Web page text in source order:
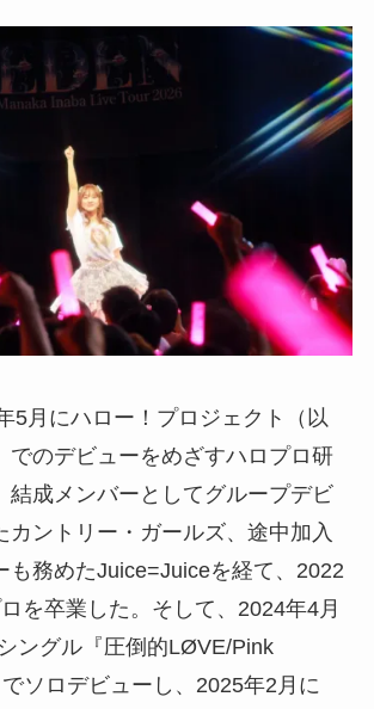
5月にハロー！プロジェクト（以
でのデビューをめざすハロプロ研
結成メンバーとしてグループデビ
カントリー・ガールズ、途中加入
も務めたJuice=Juiceを経て、2022
を卒業した。そして、2024年4月
ングル『圧倒的LØVE/Pink
ソロデビューし、2025年2月に